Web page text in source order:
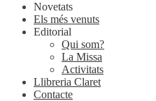
Novetats
Els més venuts
Editorial
Qui som?
La Missa
Activitats
Llibreria Claret
Contacte